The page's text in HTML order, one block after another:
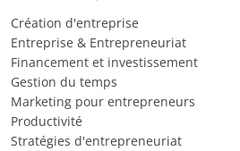
Création d'entreprise
Entreprise & Entrepreneuriat
Financement et investissement
Gestion du temps
Marketing pour entrepreneurs
Productivité
Stratégies d'entrepreneuriat